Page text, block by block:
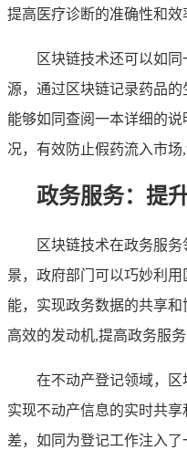
提高医疗诊断的准确性和效
区块链技术还可以如
源，通过区块链记录药品
能够如同查阅一本详细的
况，有效防止假药流入市场
政务服务：提
区块链技术在政务服
景，政府部门可以巧妙利
能，实现政务数据的共享
高效的发动机,提高政务服务
在不动产登记领域，
实现不动产信息的实时共享
差，如同为登记工作注入